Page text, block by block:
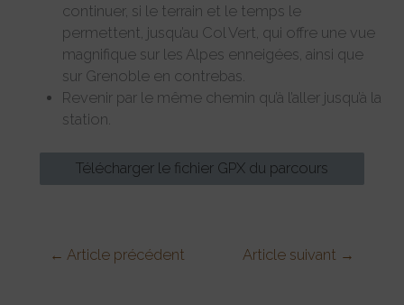
continuer, si le terrain et le temps le
permettent, jusqu’au Col Vert, qui offre une vue
magnifique sur les Alpes enneigées, ainsi que
sur Grenoble en contrebas.
Revenir par le même chemin qu’à l’aller jusqu’à la
station.
Télécharger le fichier GPX du parcours
← Article précédent Article suivant →